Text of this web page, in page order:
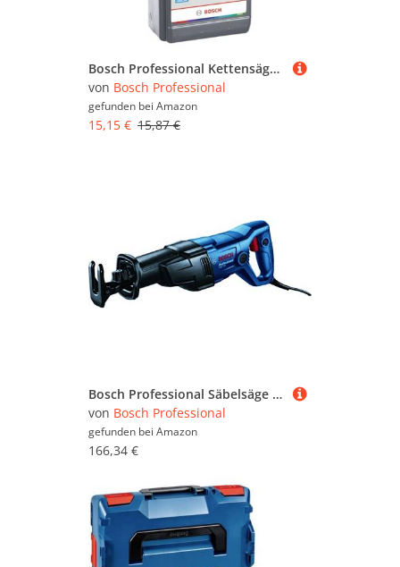
Bosch Professional Kettensägenöl (biologisch abbaubar, 1 l)
von Bosch Professional
gefunden bei Amazon
15,15 € 15,87 €
Bosch Professional Säbelsäge GSA 120 , 1.200W
von Bosch Professional
gefunden bei Amazon
166,34 €